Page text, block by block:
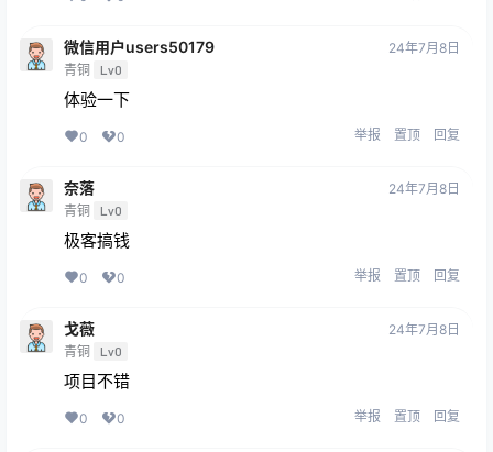
微信用户users50179
青铜 Lv0
24年7月8日
体验一下
0 0 举报 置顶 回复
奈落
青铜 Lv0
24年7月8日
极客搞钱
0 0 举报 置顶 回复
戈薇
青铜 Lv0
24年7月8日
项目不错
0 0 举报 置顶 回复